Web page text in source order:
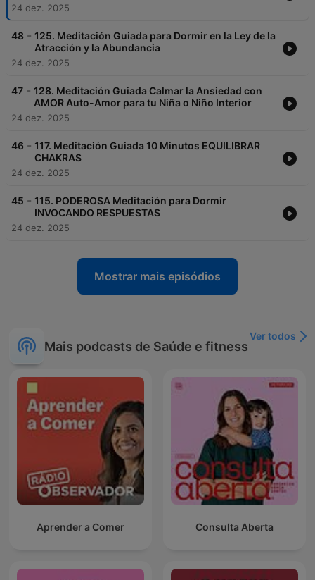
24 dez. 2025
48 - 125. Meditación Guiada para Dormir en la Ley de la
Atracción y la Abundancia
24 dez. 2025
47 - 128. Meditación Guiada Calmar la Ansiedad con
AMOR Auto-Amor para tu Niña o Niño Interior
24 dez. 2025
46 - 117. Meditación Guiada 10 Minutos EQUILIBRAR
CHAKRAS
24 dez. 2025
45 - 115. PODEROSA Meditación para Dormir
INVOCANDO RESPUESTAS
24 dez. 2025
Mostrar mais episódios
Mais podcasts de Saúde e fitness
Ver todos
Aprender a Comer Consulta Aberta